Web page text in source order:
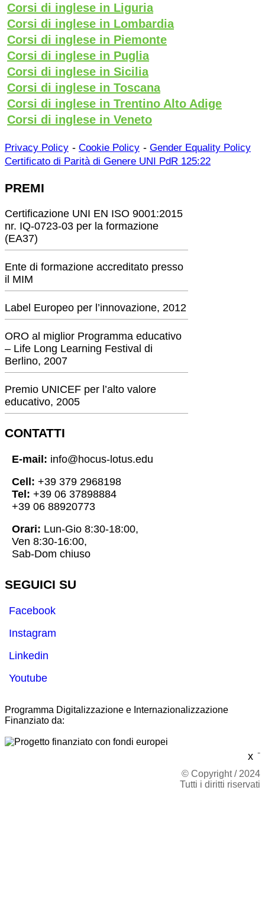
Corsi di inglese in Liguria
Corsi di inglese in Lombardia
Corsi di inglese in Piemonte
Corsi di inglese in Puglia
Corsi di inglese in Sicilia
Corsi di inglese in Toscana
Corsi di inglese in Trentino Alto Adige
Corsi di inglese in Veneto
x
Privacy Policy - Cookie Policy - Gender Equality Policy
Certificato di Parità di Genere UNI PdR 125:22
PREMI
Certificazione UNI EN ISO 9001:2015
nr. IQ-0723-03 per la formazione
(EA37)
Ente di formazione accreditato presso
il MIM
Label Europeo per l’innovazione, 2012
ORO al miglior Programma educativo
– Life Long Learning Festival di
Berlino, 2007
Premio UNICEF per l’alto valore
educativo, 2005
CONTATTI
E-mail: info@hocus-lotus.edu
Cell: +39 379 2968198
Tel: +39 06 37898884
+39 06 88920773
Orari: Lun-Gio 8:30-18:00,
Ven 8:30-16:00,
Sab-Dom chiuso
SEGUICI SU
Facebook
Instagram
Linkedin
Youtube
Programma Digitalizzazione e Internazionalizzazione
Finanziato da:
-
© Copyright / 2024
Tutti i diritti riservati